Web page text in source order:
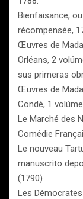
Bienfaisance,
récompensée,
Œuvres de
Orléans, 2
sus primeras
Œuvres de
Condé, 1
Le Marché des
Comédie
Le nouveau
manuscrito
(1790)
Les